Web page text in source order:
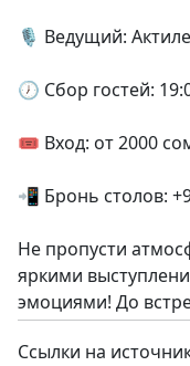
🎙 Ведущий:
🕖 Сбор гостей:
🎟 Вход: от 2000
📲 Бронь столов:
Не пропусти
яркими
эмоциями! До
Ссылки на